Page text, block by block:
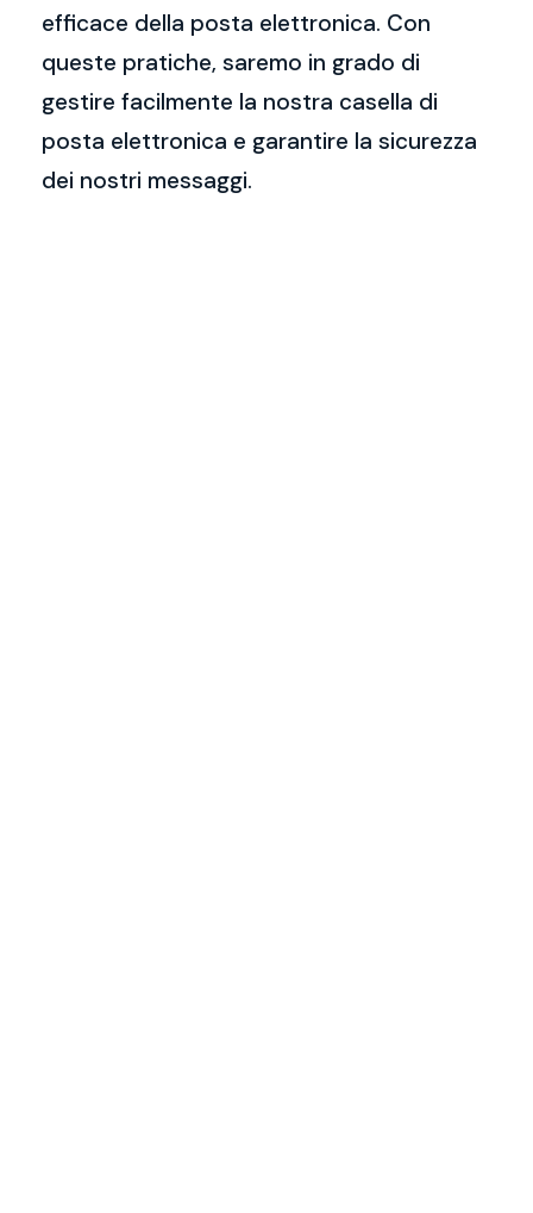
efficace della posta elettronica. Con
queste pratiche, saremo in grado di
gestire facilmente la nostra casella di
posta elettronica e garantire la sicurezza
dei nostri messaggi.